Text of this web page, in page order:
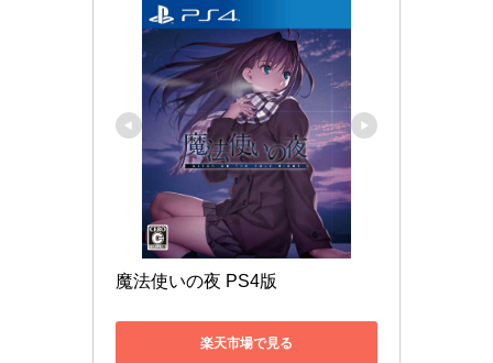
魔法使いの夜 PS4版
楽天市場で見る